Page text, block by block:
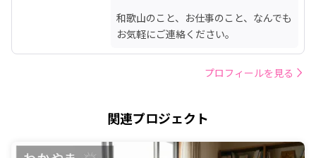
和歌山のこと、お仕事のこと、なんでも
お気軽にご連絡ください。
プロフィールを見る
関連プロジェクト